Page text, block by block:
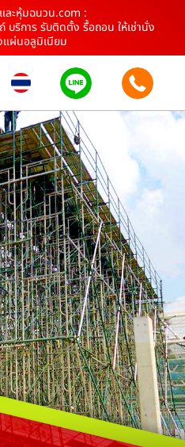
ละหุ้มฉนวน.com :
ริการ รับติดตั้ง รื้อถอน ให้เช่านั่ง
ผ่นอลูมิเนียม